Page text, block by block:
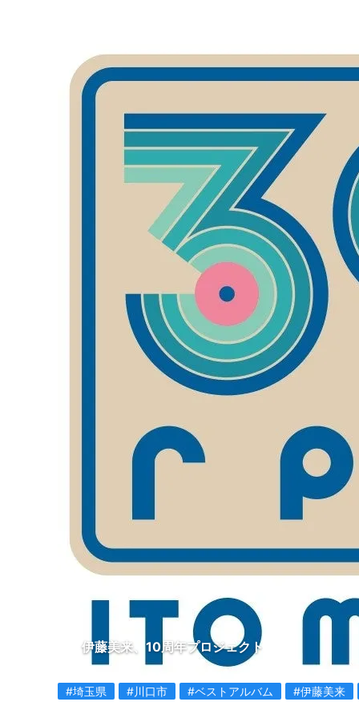
伊藤美来、10周年プロジェクト
#埼玉県 #川口市 #ベストアルバム #伊藤美来